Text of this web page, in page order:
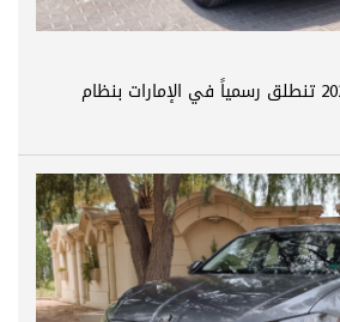
سوزوكي أكروس 2026 تنطلق رسمياً في الإمارات بنظام